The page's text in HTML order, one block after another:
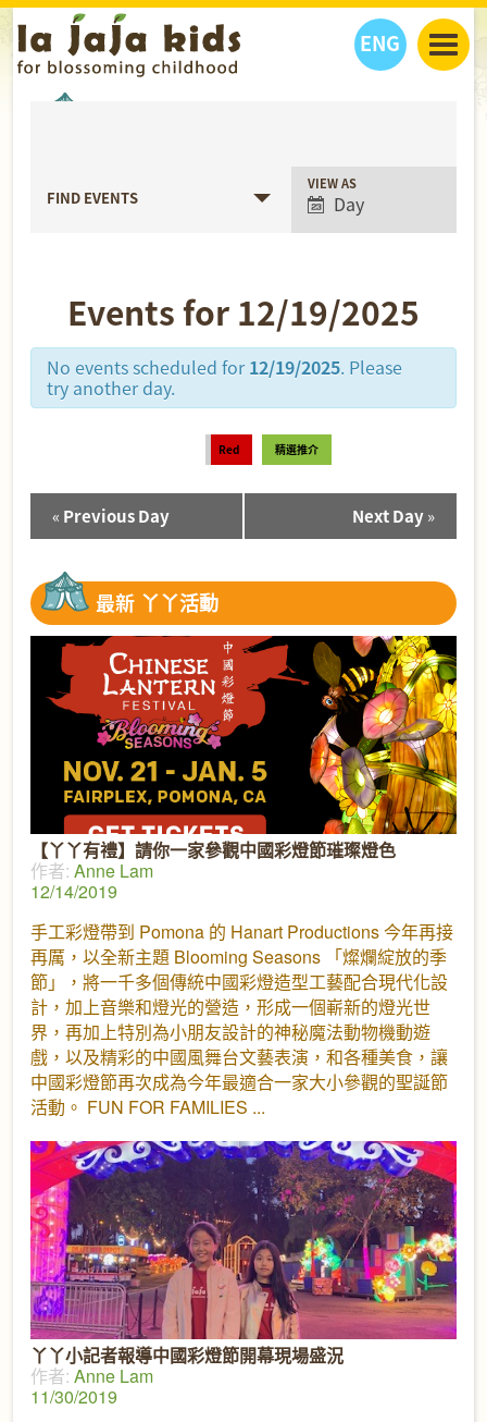
ENG
教學活動
人物專題
丫丫活動
親子好去處
健康生活館
學習成長路
聯絡
丫丫夥伴 + 友情連接
FIND EVENTS Event
Views
Navigation
VIEW AS
Day
Events for 12/19/2025
No events scheduled for12/19/2025. Please
try another day.
Red 精選推介
Day
Navigation
« Previous Day Next Day»
最新 丫丫活動
【丫丫有禮】請你一家參觀中國彩燈節璀璨燈色
作者: Anne Lam
12/14/2019
手工彩燈帶到 Pomona 的 Hanart Productions 今年再接
再厲，以全新主題 Blooming Seasons 「燦爛綻放的季
節」，將一千多個傳統中國彩燈造型工藝配合現代化設
計，加上音樂和燈光的營造，形成一個嶄新的燈光世
界，再加上特別為小朋友設計的神秘魔法動物機動遊
戲，以及精彩的中國風舞台文藝表演，和各種美食，讓
中國彩燈節再次成為今年最適合一家大小參觀的聖誕節
活動。 FUN FOR FAMILIES
丫丫小記者報導中國彩燈節開幕現場盛況
作者: Anne Lam
11/30/2019